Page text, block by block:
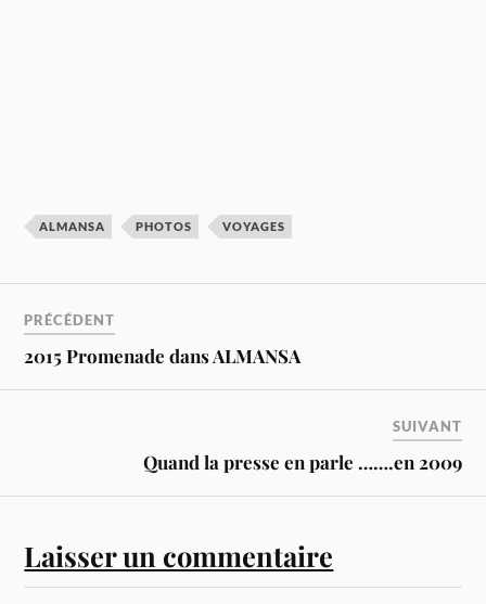
ALMANSA PHOTOS VOYAGES
PRÉCÉDENT
2015 Promenade dans ALMANSA
SUIVANT
Quand la presse en parle …….en 2009
Laisser un commentaire